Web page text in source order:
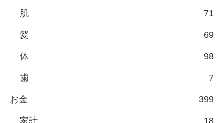
肌 71
髪 69
体 98
歯 7
お金 399
家計 18